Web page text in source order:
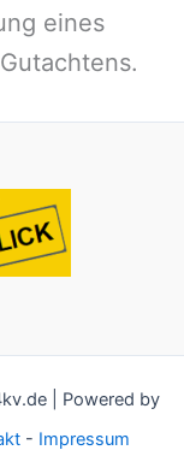
eines
| Powered by
- Impressum